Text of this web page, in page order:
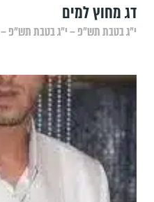
דג מחוץ למים
י״ג בטבת תש״פ – י״ג בטבת תש״פ – 10/01/2020